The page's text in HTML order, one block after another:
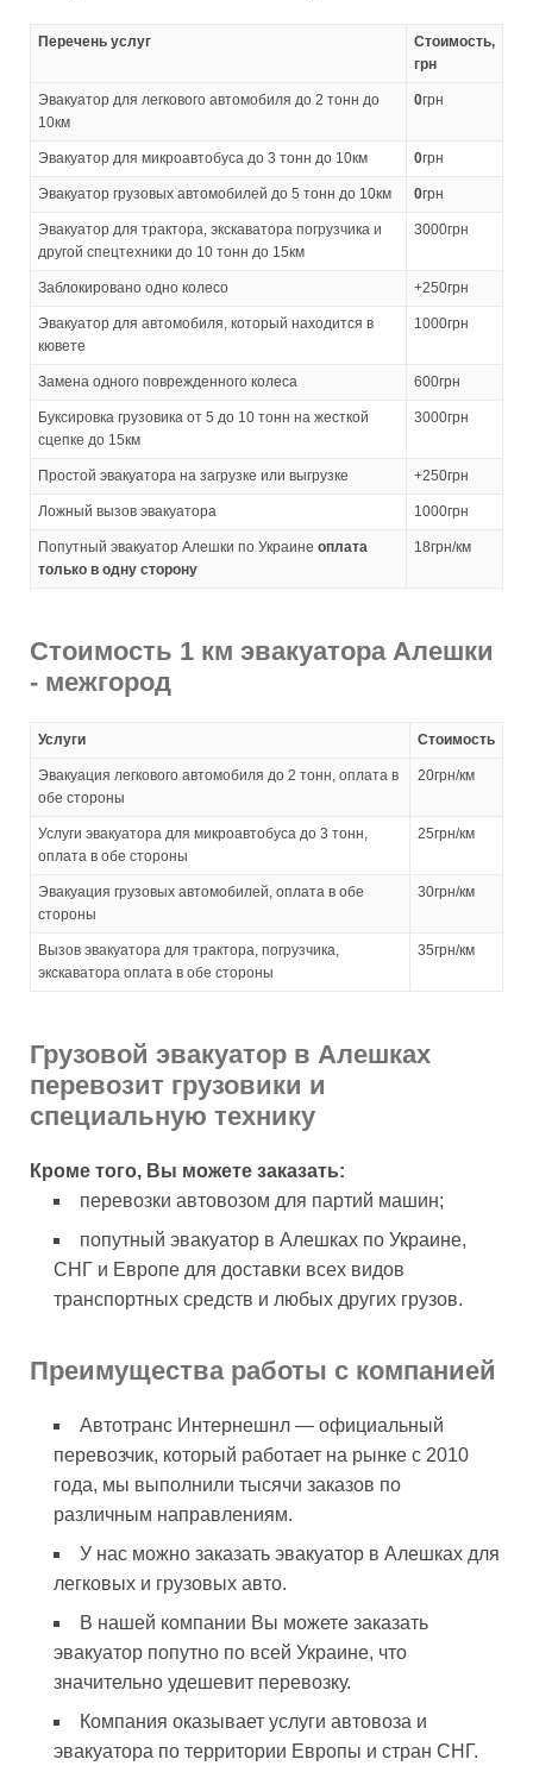
Перечень услуг
Стоимость,
грн
Эвакуатор для легкового автомобиля до 2 тонн до
10км
0грн
Эвакуатор для микроавтобуса до 3 тонн до 10км 0грн
Эвакуатор грузовых автомобилей до 5 тонн до 10км 0грн
Эвакуатор для трактора, экскаватора погрузчика и
другой спецтехники до 10 тонн до 15км
3000грн
Заблокировано одно колесо +250грн
Эвакуатор для автомобиля, который находится в
кювете
1000грн
Замена одного поврежденного колеса 600грн
Буксировка грузовика от 5 до 10 тонн на жесткой
сцепке до 15км
3000грн
Простой эвакуатора на загрузке или выгрузке +250грн
Ложный вызов эвакуатора 1000грн
Попутный эвакуатор Алешки по Украине оплата
только в одну сторону
18грн/км
Стоимость 1 км эвакуатора Алешки
- межгород
Услуги Стоимость
Эвакуация легкового автомобиля до 2 тонн, оплата в
обе стороны
20грн/км
Услуги эвакуатора для микроавтобуса до 3 тонн,
оплата в обе стороны
25грн/км
Эвакуация грузовых автомобилей, оплата в обе
стороны
30грн/км
Вызов эвакуатора для трактора, погрузчика,
экскаватора оплата в обе стороны
35грн/км
Грузовой эвакуатор в Алешках
перевозит грузовики и
специальную технику
Кроме того, Вы можете заказать:
перевозки автовозом для партий машин;
попутный эвакуатор в Алешках по Украине,
СНГ и Европе для доставки всех видов
транспортных средств и любых других грузов.
Преимущества работы с компанией
Автотранс Интернешнл — официальный
перевозчик, который работает на рынке с 2010
года, мы выполнили тысячи заказов по
различным направлениям.
У нас можно заказать эвакуатор в Алешках для
легковых и грузовых авто.
В нашей компании Вы можете заказать
эвакуатор попутно по всей Украине, что
значительно удешевит перевозку.
Компания оказывает услуги автовоза и
эвакуатора по территории Европы и стран СНГ.